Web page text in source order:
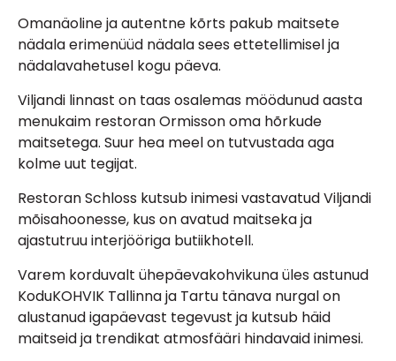
Omanäoline ja autentne kõrts pakub maitsete
nädala erimenüüd nädala sees ettetellimisel ja
nädalavahetusel kogu päeva.
Viljandi linnast on taas osalemas möödunud aasta
menukaim restoran Ormisson oma hõrkude
maitsetega. Suur hea meel on tutvustada aga
kolme uut tegijat.
Restoran Schloss kutsub inimesi vastavatud Viljandi
mõisahoonesse, kus on avatud maitseka ja
ajastutruu interjööriga butiikhotell.
Varem korduvalt ühepäevakohvikuna üles astunud
KoduKOHVIK Tallinna ja Tartu tänava nurgal on
alustanud igapäevast tegevust ja kutsub häid
maitseid ja trendikat atmosfääri hindavaid inimesi.